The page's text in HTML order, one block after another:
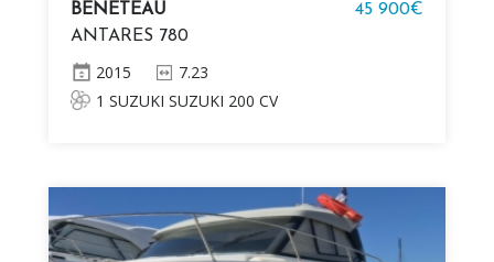
BENETEAU
ANTARES 780
45 900€
2015
7.23
1 SUZUKI SUZUKI 200 CV